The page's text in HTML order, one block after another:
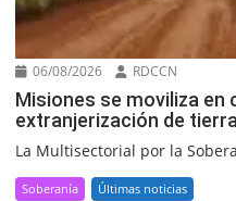
06/08/2026 RDCCN
Misiones se moviliza en
extranjerización de
La Multisectorial por la
Soberanía Últimas noticias